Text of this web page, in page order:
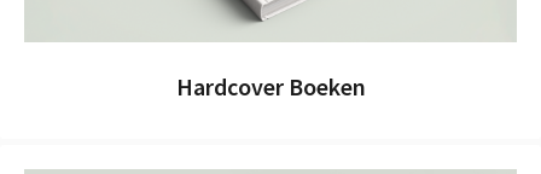
Hardcover Boeken